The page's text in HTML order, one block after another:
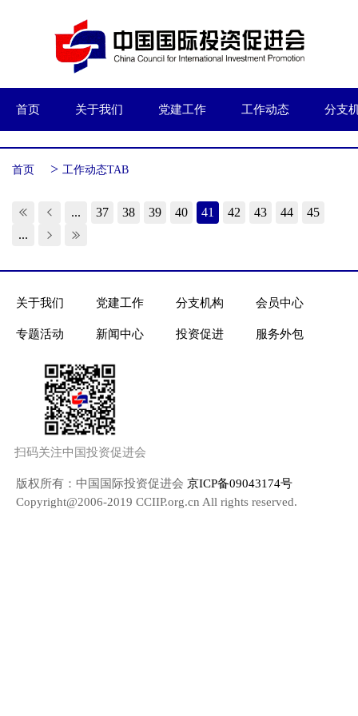
首页 关于我们 党建工作 工作动态 分支
首页 > 工作动态TAB
... 37 38 39 40 41 42 43 44
45
...
关于我们 党建工作 分支机构 会员中心
专题活动 新闻中心 投资促进 服务外包
扫码关注中国投资促进会
版权所有：中国国际投资促进会 京ICP备09043174号
Copyright@2006-2019 CCIIP.org.cn All rights reserved.